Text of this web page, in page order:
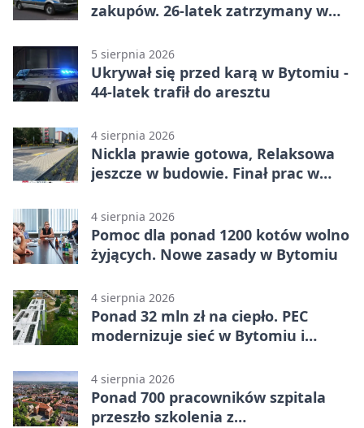
zakupów. 26-latek zatrzymany w
5 sierpnia 2026
Ukrywał się przed karą w Bytomiu -
44-latek trafił do aresztu
4 sierpnia 2026
Nickla prawie gotowa, Relaksowa
jeszcze w budowie. Finał prac w
4 sierpnia 2026
Pomoc dla ponad 1200 kotów wolno
żyjących. Nowe zasady w Bytomiu
4 sierpnia 2026
Ponad 32 mln zł na ciepło. PEC
modernizuje sieć w Bytomiu i
4 sierpnia 2026
Ponad 700 pracowników szpitala
przeszło szkolenia z